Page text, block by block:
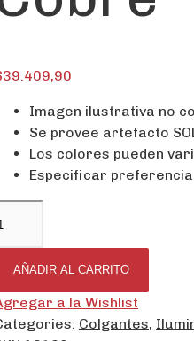
39.409,90
Imagen ilustrativa no
Se provee artefacto
Los colores pueden
Especificar
AÑADIR AL CARRITO
a la Wishlist
Colgantes,